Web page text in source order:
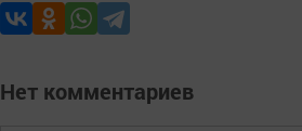
Нет комментариев